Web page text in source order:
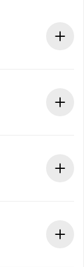
propriétaire
proposerons